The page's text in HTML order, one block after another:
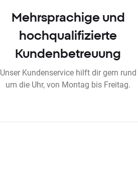
Mehrsprachige und
hochqualifizierte
Kundenbetreuung
Unser Kundenservice hilft dir gern rund
um die Uhr, von Montag bis Freitag.